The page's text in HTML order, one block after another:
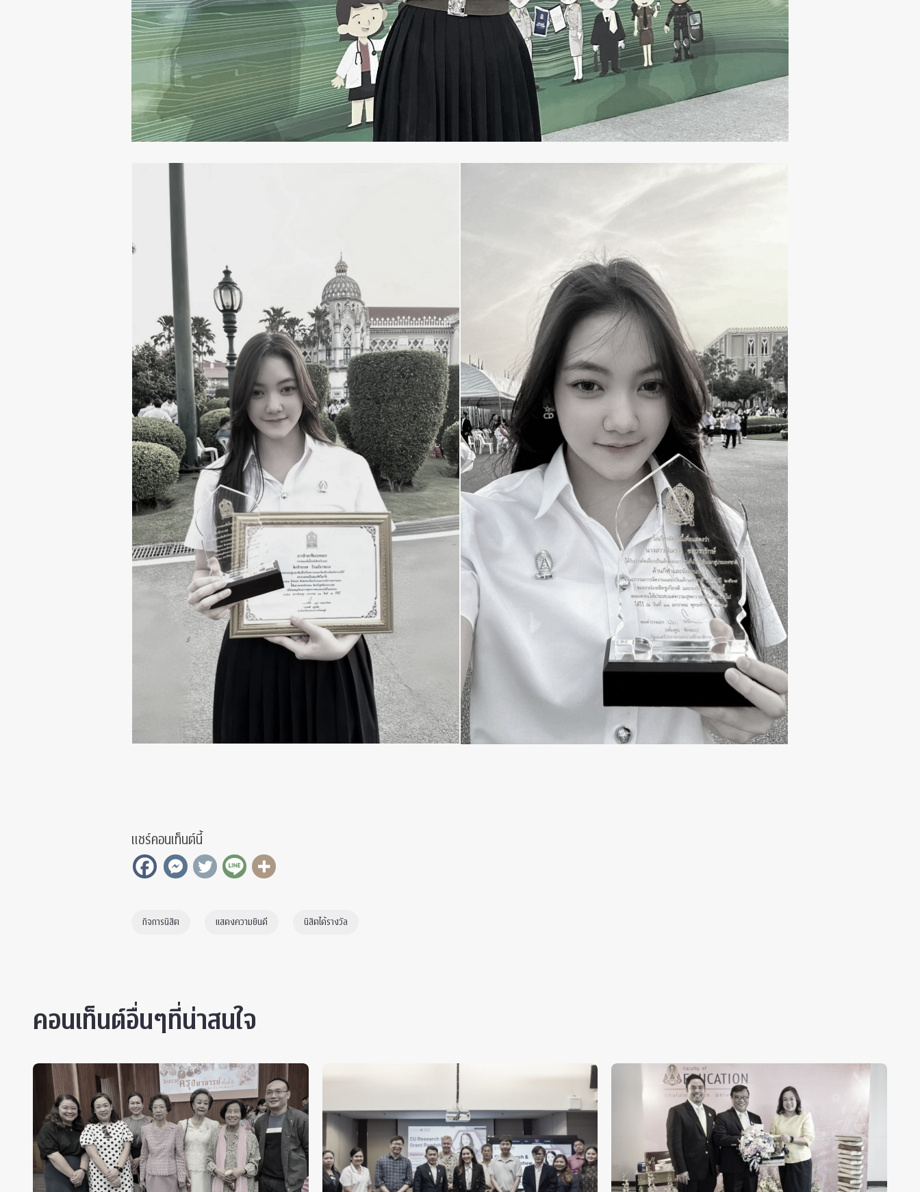
แชร์คอนเท็นต์นี้
กิจการนิสิต แสดงความยินดี นิสิตได้รางวัล
คอนเท็นต์อื่นๆที่น่าสนใจ